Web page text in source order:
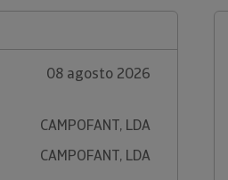
08 agosto 2026
CAMPOFANT, LDA
CAMPOFANT, LDA